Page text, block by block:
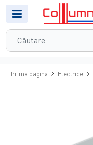
Prima pagina Electrice